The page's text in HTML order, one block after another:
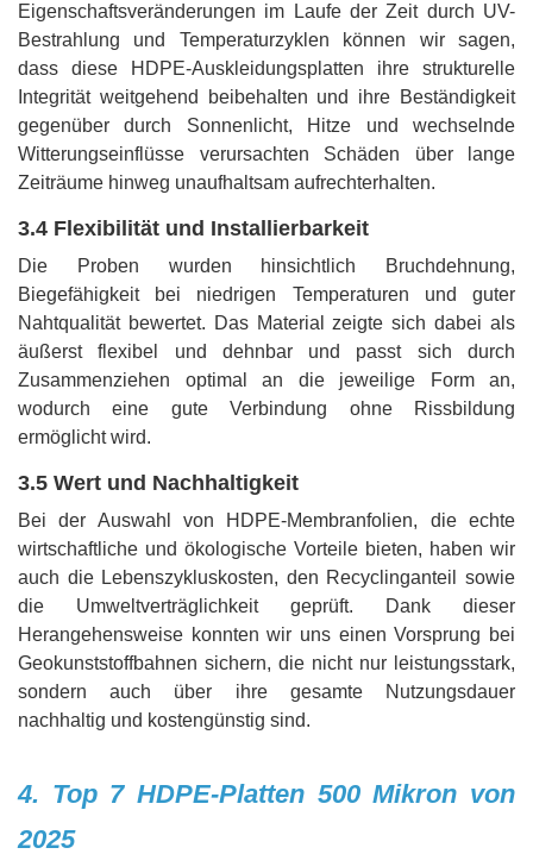
Eigenschaftsveränderungen im Laufe der Zeit durch UV-
Bestrahlung und Temperaturzyklen können wir sagen,
dass diese HDPE-Auskleidungsplatten ihre strukturelle
Integrität weitgehend beibehalten und ihre Beständigkeit
gegenüber durch Sonnenlicht, Hitze und wechselnde
Witterungseinflüsse verursachten Schäden über lange
Zeiträume hinweg unaufhaltsam aufrechterhalten.
3.4 Flexibilität und Installierbarkeit
Die Proben wurden hinsichtlich Bruchdehnung,
Biegefähigkeit bei niedrigen Temperaturen und guter
Nahtqualität bewertet. Das Material zeigte sich dabei als
äußerst flexibel und dehnbar und passt sich durch
Zusammenziehen optimal an die jeweilige Form an,
wodurch eine gute Verbindung ohne Rissbildung
ermöglicht wird.
3.5 Wert und Nachhaltigkeit
Bei der Auswahl von HDPE-Membranfolien, die echte
wirtschaftliche und ökologische Vorteile bieten, haben wir
auch die Lebenszykluskosten, den Recyclinganteil sowie
die Umweltverträglichkeit geprüft. Dank dieser
Herangehensweise konnten wir uns einen Vorsprung bei
Geokunststoffbahnen sichern, die nicht nur leistungsstark,
sondern auch über ihre gesamte Nutzungsdauer
nachhaltig und kostengünstig sind.
4. Top 7 HDPE-Platten 500 Mikron von
2025